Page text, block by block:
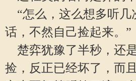
“怎么，这么想多听几
话，不然自己捡起来。”
楚弈犹豫了半秒，还
捡，反正已经坏了，而